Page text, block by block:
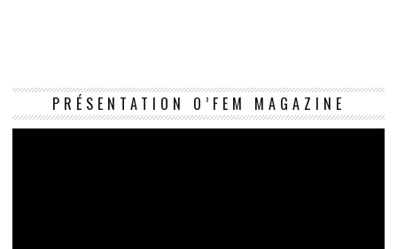
PRÉSENTATION O’FEM MAGAZINE